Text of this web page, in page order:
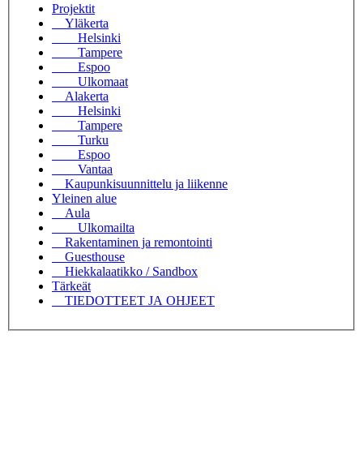
Projektit
Yläkerta
Helsinki
Tampere
Espoo
Ulkomaat
Alakerta
Helsinki
Tampere
Turku
Espoo
Vantaa
Kaupunkisuunnittelu ja liikenne
Yleinen alue
Aula
Ulkomailta
Rakentaminen ja remontointi
Guesthouse
Hiekkalaatikko / Sandbox
Tärkeät
TIEDOTTEET JA OHJEET